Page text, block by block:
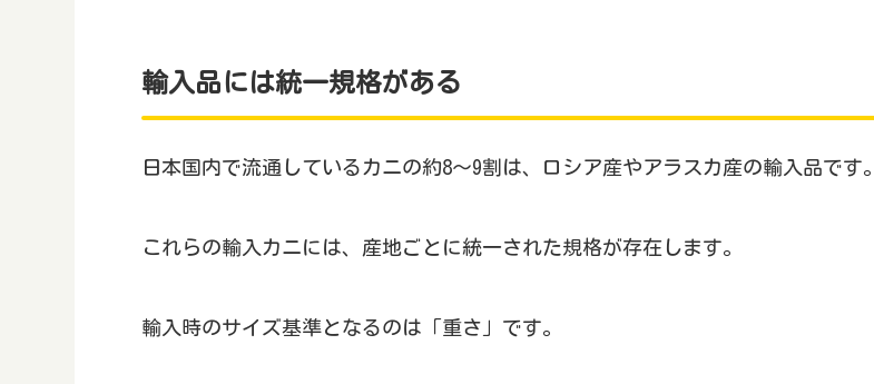
輸入品には統一規格がある
日本国内で流通しているカニの約8～9割は、ロシア産やアラスカ産の輸入品です。
これらの輸入カニには、産地ごとに統一された規格が存在します。
輸入時のサイズ基準となるのは「重さ」です。